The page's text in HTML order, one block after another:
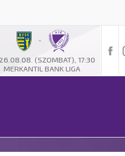
-
(SZOMBAT), 17:30
MERKANTIL BANK LIGA